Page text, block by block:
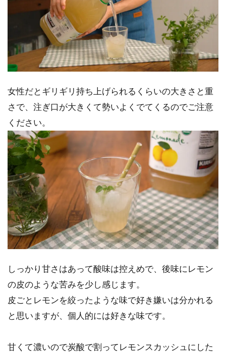
女性だとギリギリ持ち上げられるくらいの大きさと重
さで、注ぎ口が大きくて勢いよくでてくるのでご注意
ください。
しっかり甘さはあって酸味は控えめで、後味にレモン
の皮のような苦みを少し感じます。
皮ごとレモンを絞ったような味で好き嫌いは分かれる
と思いますが、個人的には好きな味です。
甘くて濃いので炭酸で割ってレモンスカッシュにした